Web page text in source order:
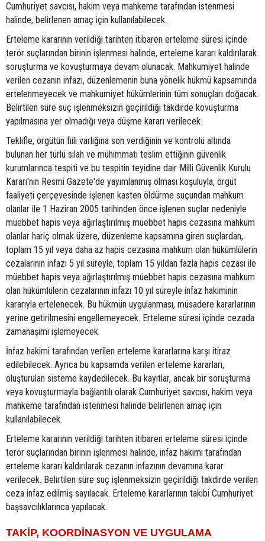
Cumhuriyet savcısı, hakim veya mahkeme tarafından istenmesi
halinde, belirlenen amaç için kullanılabilecek.
Erteleme kararının verildiği tarihten itibaren erteleme süresi içinde
terör suçlarından birinin işlenmesi halinde, erteleme kararı kaldırılarak
soruşturma ve kovuşturmaya devam olunacak. Mahkumiyet halinde
verilen cezanın infazı, düzenlemenin buna yönelik hükmü kapsamında
ertelenmeyecek ve mahkumiyet hükümlerinin tüm sonuçları doğacak.
Belirtilen süre suç işlenmeksizin geçirildiği takdirde kovuşturma
yapılmasına yer olmadığı veya düşme kararı verilecek.
Teklifle, örgütün fiili varlığına son verdiğinin ve kontrolü altında
bulunan her türlü silah ve mühimmatı teslim ettiğinin güvenlik
kurumlarınca tespiti ve bu tespitin teyidine dair Milli Güvenlik Kurulu
Kararı'nın Resmi Gazete'de yayımlanmış olması koşuluyla, örgüt
faaliyeti çerçevesinde işlenen kasten öldürme suçundan mahkum
olanlar ile 1 Haziran 2005 tarihinden önce işlenen suçlar nedeniyle
müebbet hapis veya ağırlaştırılmış müebbet hapis cezasına mahkum
olanlar hariç olmak üzere, düzenleme kapsamına giren suçlardan,
toplam 15 yıl veya daha az hapis cezasına mahkum olan hükümlülerin
cezalarının infazı 5 yıl süreyle, toplam 15 yıldan fazla hapis cezası ile
müebbet hapis veya ağırlaştırılmış müebbet hapis cezasına mahkum
olan hükümlülerin cezalarının infazı 10 yıl süreyle infaz hakiminin
kararıyla ertelenecek. Bu hükmün uygulanması, müsadere kararlarının
yerine getirilmesini engellemeyecek. Erteleme süresi içinde cezada
zamanaşımı işlemeyecek.
İnfaz hakimi tarafından verilen erteleme kararlarına karşı itiraz
edilebilecek. Ayrıca bu kapsamda verilen erteleme kararları,
oluşturulan sisteme kaydedilecek. Bu kayıtlar, ancak bir soruşturma
veya kovuşturmayla bağlantılı olarak Cumhuriyet savcısı, hakim veya
mahkeme tarafından istenmesi halinde belirlenen amaç için
kullanılabilecek.
Erteleme kararının verildiği tarihten itibaren erteleme süresi içinde
terör suçlarından birinin işlenmesi halinde, infaz hakimi tarafından
erteleme kararı kaldırılarak cezanın infazının devamına karar
verilecek. Belirtilen süre suç işlenmeksizin geçirildiği takdirde verilen
ceza infaz edilmiş sayılacak. Erteleme kararlarının takibi Cumhuriyet
başsavcılıklarınca yapılacak.
TAKİP, KOORDİNASYON VE UYGULAMA